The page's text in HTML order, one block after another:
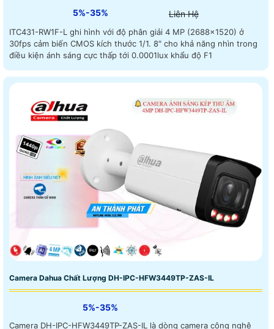
5%-35% Liên Hệ
ITC431-RW1F-L ghi hình với độ phân giải 4 MP (2688×1520) ở
30fps cảm biến CMOS kích thước 1/1. 8″ cho khả năng nhìn trong
điều kiện ánh sáng cực thấp tới 0.0001lux khẩu độ F1
Camera Dahua Chất Lượng DH-IPC-HFW3449TP-ZAS-IL
5%-35%
Camera DH-IPC-HFW3449TP-ZAS-IL là dòng camera công nghệ